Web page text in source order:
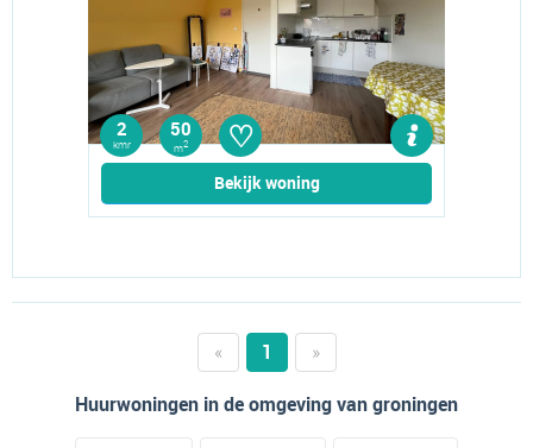
2
kmr
50
m2 ♡
Bekijk woning
« 1
»
Huurwoningen in de omgeving van groningen